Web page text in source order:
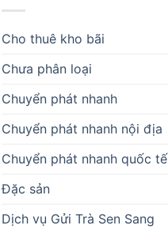
Cho thuê kho bãi
Chưa phân loại
Chuyển phát nhanh
Chuyển phát nhanh nội địa
Chuyển phát nhanh quốc tế
Đặc sản
Dịch vụ Gửi Trà Sen Sang